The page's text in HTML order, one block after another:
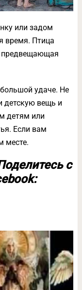
или задом
время. Птица
предвещающая
удаче. Не
детскую вещь и
детям или
Если вам
месте.
с